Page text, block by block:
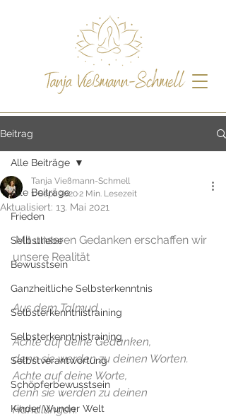
Beitrag
Alle Beiträge
Frieden
Selbstliebe
Bewusstsein
Ganzheitliche Selbsterkenntnis
Selbsterkenntnistraining
Selbsterkenntnistraining
Selbstverantwortung
Schöpferbewusstsein
Kinder Wunder Welt
Alle Beiträge
Tanja Vießmann-Schmell
1. Sept. 20202 Min. Lesezeit
Aktualisiert: 13. Mai 2021
Mit unseren Gedanken erschaffen wir
unsere Realität
Aus dem Talmud
Achte auf deine Gedanken,
denn sie werden zu deinen Worten.
Achte auf deine Worte,
denn sie werden zu deinen
Handlungen.